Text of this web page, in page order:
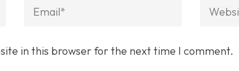
Email Website
in this browser for the next time I comment.